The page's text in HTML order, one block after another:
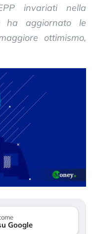
invariati nella
ha aggiornato le
ottimismo,
Google